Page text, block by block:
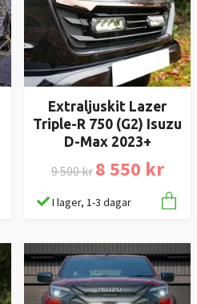
Extraljuskit Lazer
Triple-R 750 (G2) Isuzu
D-Max 2023+
9 500 kr 8 550 kr
I lager, 1-3 dagar